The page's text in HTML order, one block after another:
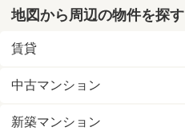
地図から周辺の物件を探す
賃貸
中古マンション
新築マンション